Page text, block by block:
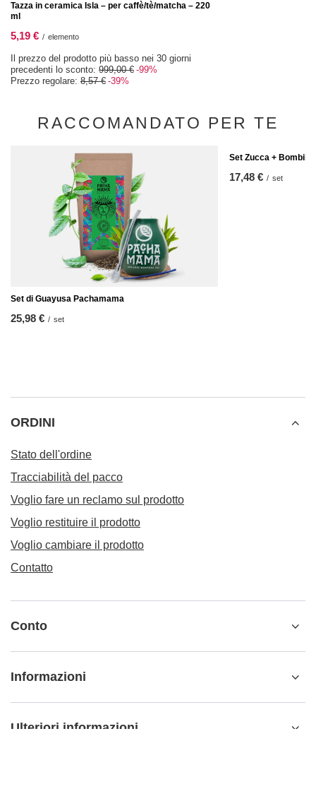
Tazza in ceramica Isla – per caffè/tè/matcha – 220
ml
5,19 € / elemento
Il prezzo del prodotto più basso nei 30 giorni
precedenti lo sconto: 999,00 € -99%
Prezzo regolare: 8,57 € -39%
RACCOMANDATO PER TE
Set di Guayusa Pachamama
25,98 € / set
Set Zucca +
17,48 € / set
ORDINI
Stato dell'ordine
Tracciabilità del pacco
Voglio fare un reclamo sul prodotto
Voglio restituire il prodotto
Voglio cambiare il prodotto
Contatto
Conto
Informazioni
Ulteriori informazioni